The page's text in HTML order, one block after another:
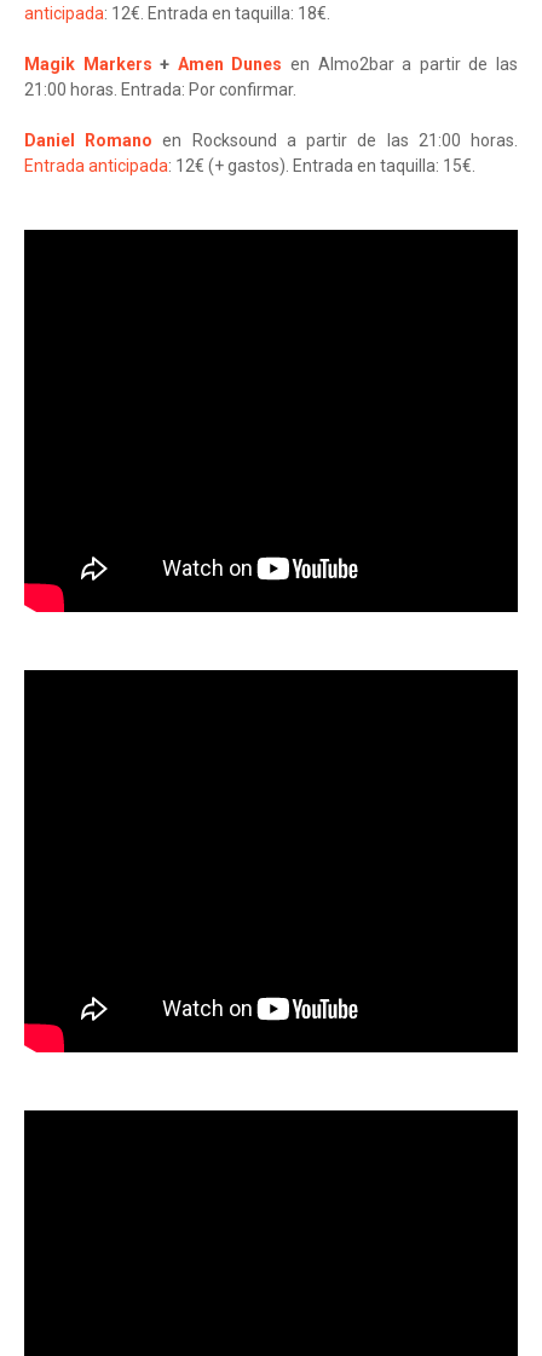
anticipada: 12€. Entrada en taquilla: 18€.
Magik Markers + Amen Dunes en Almo2bar a partir de las
21:00 horas. Entrada: Por confirmar.
Daniel Romano en Rocksound a partir de las 21:00 horas.
Entrada anticipada: 12€ (+ gastos). Entrada en taquilla: 15€.